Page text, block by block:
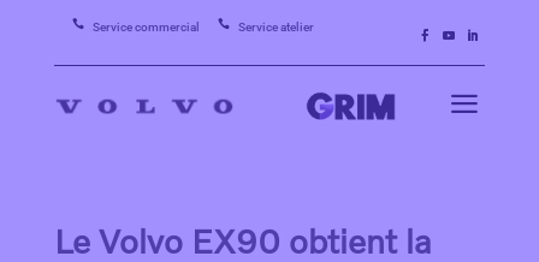
 Service commercial  Service atelier
a
Le Volvo EX90 obtient la